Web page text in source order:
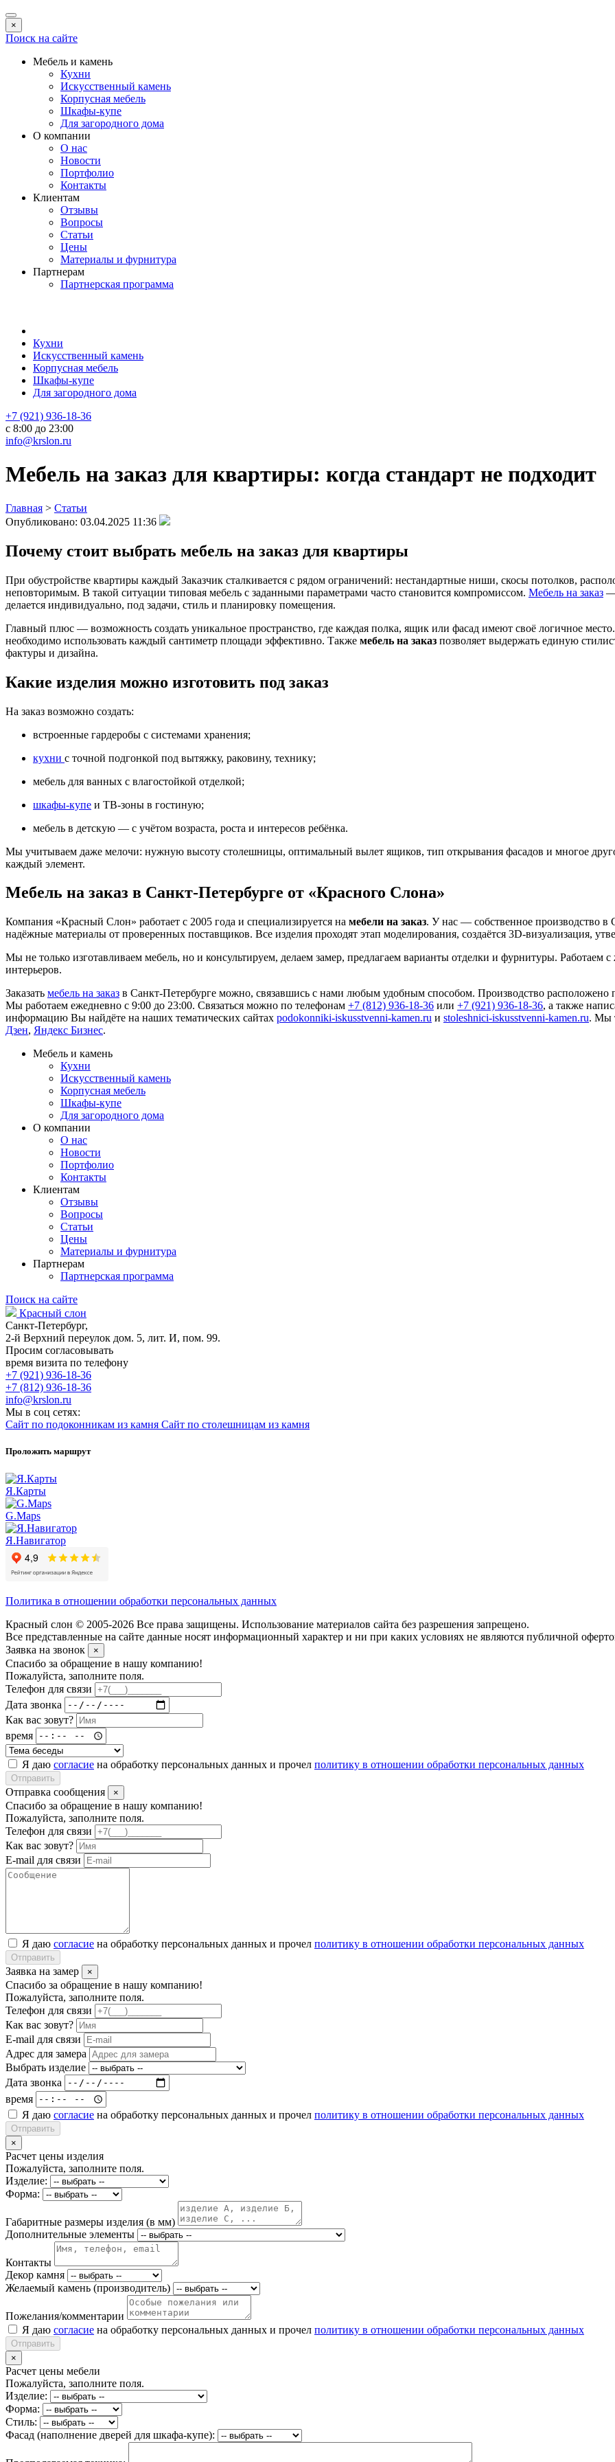
×
Поиск на сайте
Мебель и камень
Кухни
Искусственный камень
Корпусная мебель
Шкафы-купе
Для загородного дома
О компании
О нас
Новости
Портфолио
Контакты
Клиентам
Отзывы
Вопросы
Статьи
Цены
Материалы и фурнитура
Партнерам
Партнерская программа
Кухни
Искусственный камень
Корпусная мебель
Шкафы-купе
Для загородного дома
+7 (921) 936-18-36
с 8:00 до 23:00
info@krslon.ru
Мебель на заказ для квартиры: когда стандарт не подходит
Главная > Статьи
Опубликовано: 03.04.2025 11:36
Почему стоит выбрать мебель на заказ для квартиры
При обустройстве квартиры каждый Заказчик сталкивается с рядом ограничений: нестандартные ниши, скосы потолков,
неповторимым. В такой ситуации типовая мебель с заданными параметрами часто становится компромиссом. Мебель на заказ —
делается индивидуально, под задачи, стиль и планировку помещения.
Главный плюс — возможность создать уникальное пространство, где каждая полка, ящик или фасад имеют своё логичное
необходимо использовать каждый сантиметр площади эффективно. Также мебель на заказ позволяет выдержать единую
фактуры и дизайна.
Какие изделия можно изготовить под заказ
На заказ возможно создать:
встроенные гардеробы с системами хранения;
кухни с точной подгонкой под вытяжку, раковину, технику;
мебель для ванных с влагостойкой отделкой;
шкафы-купе и ТВ-зоны в гостиную;
мебель в детскую — с учётом возраста, роста и интересов ребёнка.
Мы учитываем даже мелочи: нужную высоту столешницы, оптимальный вылет ящиков, тип открывания фасадов и многое
каждый элемент.
Мебель на заказ в Санкт-Петербурге от «Красного Слона»
Компания «Красный Слон» работает с 2005 года и специализируется на мебели на заказ. У нас — собственное производство в
надёжные материалы от проверенных поставщиков. Все изделия проходят этап моделирования, создаётся 3D-визуализация,
Мы не только изготавливаем мебель, но и консультируем, делаем замер, предлагаем варианты отделки и фурнитуры.
интерьеров.
Заказать мебель на заказ в Санкт-Петербурге можно, связавшись с нами любым удобным способом. Производство расположено
Мы работаем ежедневно с 9:00 до 23:00. Связаться можно по телефонам +7 (812) 936-18-36 или +7 (921) 936-18-36, а также
информацию Вы найдёте на наших тематических сайтах podokonniki-iskusstvenni-kamen.ru и stoleshnici-iskusstvenni-kamen.ru. Мы
Дзен, Яндекс Бизнес.
Мебель и камень
Кухни
Искусственный камень
Корпусная мебель
Шкафы-купе
Для загородного дома
О компании
О нас
Новости
Портфолио
Контакты
Клиентам
Отзывы
Вопросы
Статьи
Цены
Материалы и фурнитура
Партнерам
Партнерская программа
Поиск на сайте
Красный слон
Санкт-Петербург,
2-й Верхний переулок дом. 5, лит. И, пом. 99.
Просим согласовывать
время визита по телефону
+7 (921) 936-18-36
+7 (812) 936-18-36
info@krslon.ru
Мы в соц сетях:
Сайт по подоконникам из камня Сайт по столешницам из камня
Проложить маршрут
Я.Карты
G.Maps
Я.Навигатор
Политика в отношении обработки персональных данных
Красный слон © 2005-2026 Все права защищены. Использование материалов сайта без разрешения запрещено.
Все представленные на сайте данные носят информационный характер и ни при каких условиях не являются публичной
Заявка на звонок
×
Спасибо за обращение в нашу компанию!
Пожалуйста, заполните поля.
Телефон для связи
Дата звонка
Как вас зовут?
время
Я даю согласие на обработку персональных данных и прочел политику в отношении обработки персональных данных
Отправить
Отправка сообщения ×
Спасибо за обращение в нашу компанию!
Пожалуйста, заполните поля.
Телефон для связи
Как вас зовут?
E-mail для связи
Я даю согласие на обработку персональных данных и прочел политику в отношении обработки персональных данных
Отправить
Заявка на замер ×
Спасибо за обращение в нашу компанию!
Пожалуйста, заполните поля.
Телефон для связи
Как вас зовут?
E-mail для связи
Адрес для замера
Выбрать изделие
Дата звонка
время
Я даю согласие на обработку персональных данных и прочел политику в отношении обработки персональных данных
Отправить
×
Расчет цены изделия
Пожалуйста, заполните поля.
Изделие:
Форма:
Габаритные размеры изделия (в мм)
Дополнительные элементы
Контакты
Декор камня
Желаемый камень (производитель)
Пожелания/комментарии
Я даю согласие на обработку персональных данных и прочел политику в отношении обработки персональных данных
Отправить
×
Расчет цены мебели
Пожалуйста, заполните поля.
Изделие:
Форма:
Стиль:
Фасад (наполнение дверей для шкафа-купе):